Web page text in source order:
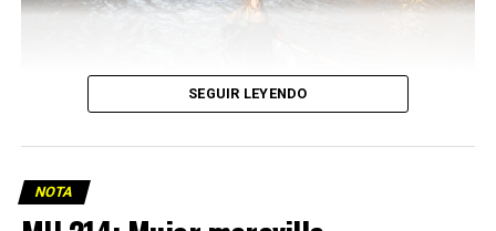
SEGUIR LEYENDO
NOTA